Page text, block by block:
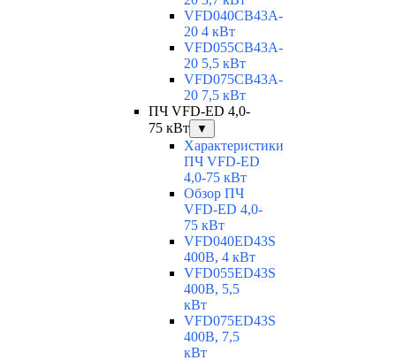
VFD040CB43A-
20 4 кВт
VFD055CB43A-
20 5,5 кВт
VFD075CB43A-
20 7,5 кВт
ПЧ VFD-ED 4,0-
75 кВт
▼
Характеристики
ПЧ VFD-ED
4,0-75 кВт
Обзор ПЧ
VFD-ED 4,0-
75 кВт
VFD040ED43S
400В, 4 кВт
VFD055ED43S
400В, 5,5
кВт
VFD075ED43S
400В, 7,5
кВт